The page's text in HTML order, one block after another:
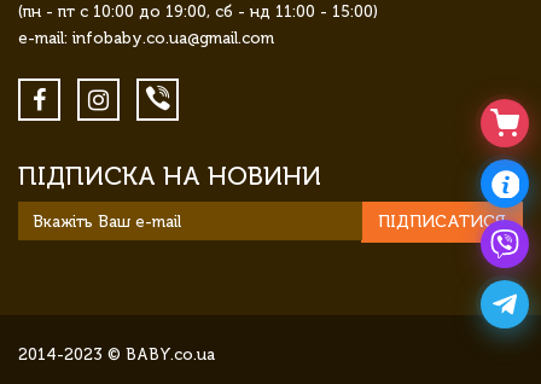
(пн - пт с 10:00 до 19:00, сб - нд 11:00 - 15:00)
e-mail: infobaby.co.ua@gmail.com
ПІДПИСКА НА НОВИНИ
ПІДПИСАТИСЯ
2014-2023 © BABY.co.ua